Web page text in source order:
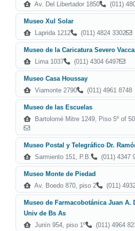
Av. Del Libertador 1850
(011)
Museo Xul Solar
Laprida 1212
(011) 4824 3302
Museo de la Caricatura Severo
Lima 1037
(011) 4304 6497
Museo Casa Houssay
Viamonte 2790
(011) 4961 8748
Museo de las Escuelas
Bartolomé Mitre 1249, Piso 5º of 50
Museo Postal y Telegráfico Dr.
Sarmiento 151, P.B.
(011) 4347
Museo Monte de Piedad
Av. Boedo 870, piso 2
(011)
Museo de Farmacobotánica Juan A.
Univ de Bs As
Junín 954, piso 1º
(011) 4964